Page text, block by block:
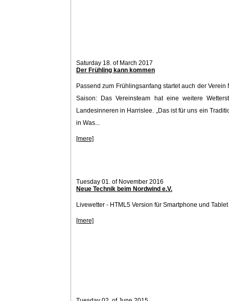
Saturday 18. of March 2017
Der Frühling kann kommen
Passend zum Frühlingsanfang startet auch der
Saison: Das Vereinsteam hat eine weitere
Landesinneren in Harrislee. „Das ist für uns ein
in Was...
[mere]
Tuesday 01. of November 2016
Neue Technik beim Nordwind e.V.
Livewetter - HTML5 Version für Smartphone und Tablet
[mere]